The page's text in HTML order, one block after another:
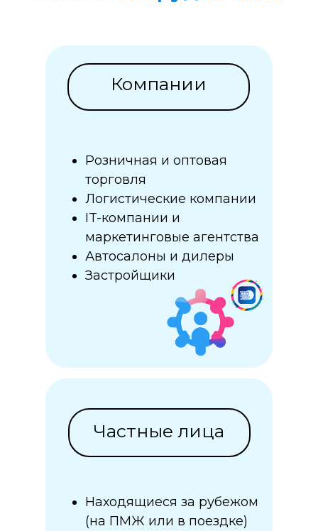
Компании
Розничная и оптовая
торговля
Логистические компании
IT-компании и
маркетинговые агентства
Автосалоны и дилеры
Застройщики
Частные лица
Находящиеся за рубежом
(на ПМЖ или в поездке)
Написать в Telegram